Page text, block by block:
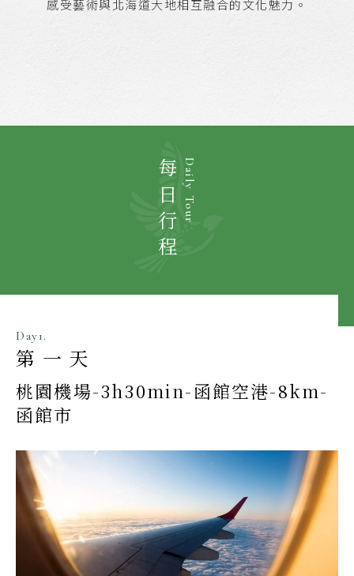
感受藝術與北海道大地相互融合的文化魅力。
Daily Tour
每日行程
Day1.
第一天
桃園機場-3h30min-函館空港-8km-
函館市